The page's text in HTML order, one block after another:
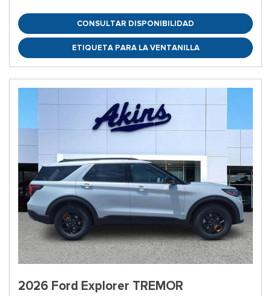
CONSULTAR DISPONIBILIDAD
ETIQUETA PARA LA VENTANILLA
2026 Ford Explorer TREMOR